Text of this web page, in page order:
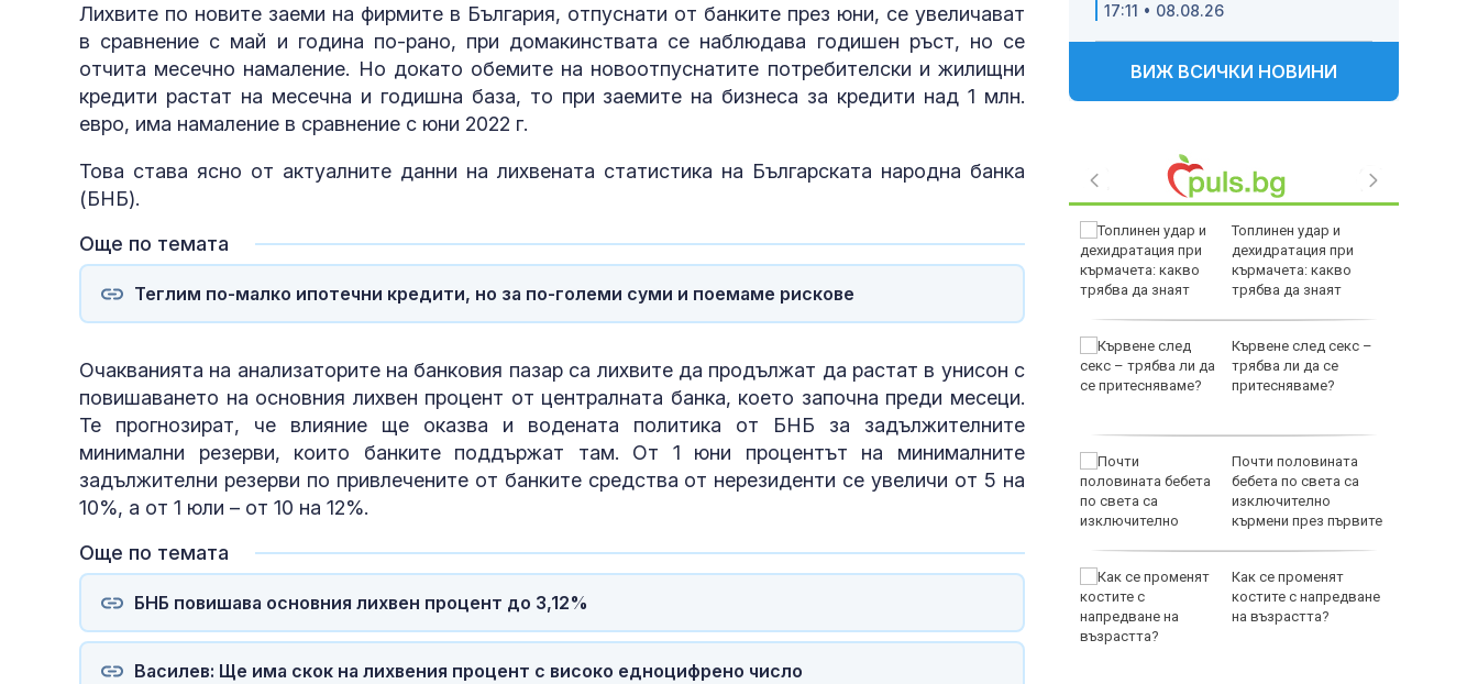
Лихвите по новите заеми на фирмите в България, отпуснати от банките през юни, се увеличават
в сравнение с май и година по-рано, при домакинствата се наблюдава годишен ръст, но се
отчита месечно намаление. Но докато обемите на новоотпуснатите потребителски и жилищни
кредити растат на месечна и годишна база, то при заемите на бизнеса за кредити над 1 млн.
евро, има намаление в сравнение с юни 2022 г.
Това става ясно от актуалните данни на лихвената статистика на Българската народна банка
(БНБ).
Още по темата
Теглим по-малко ипотечни кредити, но за по-големи суми и поемаме рискове
Очакванията на анализаторите на банковия пазар са лихвите да продължат да растат в унисон с
повишаването на основния лихвен процент от централната банка, което започна преди месеци.
Те прогнозират, че влияние ще оказва и водената политика от БНБ за задължителните
минимални резерви, които банките поддържат там. От 1 юни процентът на минималните
задължителни резерви по привлечените от банките средства от нерезиденти се увеличи от 5 на
10%, а от 1 юли – от 10 на 12%.
Още по темата
БНБ повишава основния лихвен процент до 3,12%
Василев: Ще има скок на лихвения процент с високо едноцифрено число
17:11 • 08.08.26
ВИЖ ВСИЧКИ НОВИНИ
видим как
правителството на
контрола по
плажовете: Дронове
следят за незаконни
чадъри и ограничен достъп
Рецептата Dnes:
Бананов кекс с
Дронът, паднал край
умишлен инцидент
Топлинен удар и
дехидратация при
кърмачета: какво
трябва да знаят
Кървене след секс –
трябва ли да се
притесняваме?
Почти половината
бебета по света са
изключително
кърмени през първите
Как се променят
костите с напредване
на възрастта?